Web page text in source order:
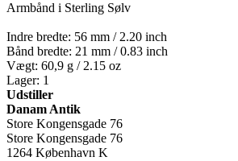
Armbånd i Sterling Sølv
Indre bredte: 56 mm / 2.20 inch
Bånd bredte: 21 mm / 0.83 inch
Vægt: 60,9 g / 2.15 oz
Lager: 1
Udstiller
Danam Antik
Store Kongensgade 76
Store Kongensgade 76
1264 København K